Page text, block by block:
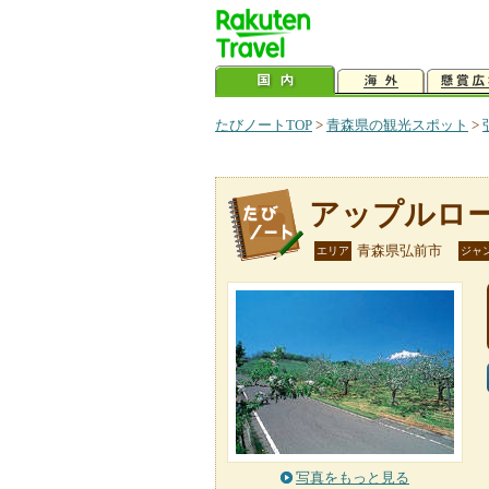
たびノートTOP > 青森県の観光スポット >
アップルロ
エリア 青森県弘前市 ジャ
写真をもっと見る